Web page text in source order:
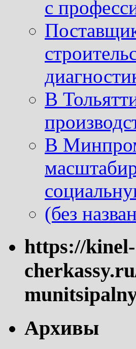
с
В
В
(без
https://kinel-
Архивы